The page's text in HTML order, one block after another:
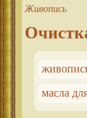
Живопись
масла